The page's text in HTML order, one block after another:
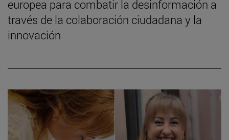
europea para combatir la desinformación a
través de la colaboración ciudadana y la
innovación